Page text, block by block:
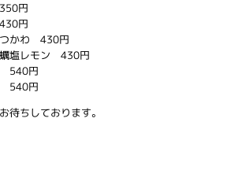
円
円
かわ 430円
塩レモン 430円
540円
540円
待ちしております。